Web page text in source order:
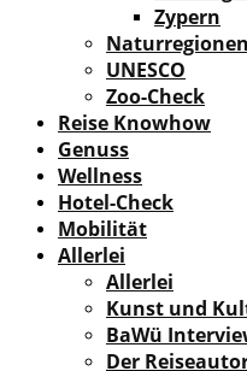
Zypern
Naturregionen
UNESCO
Zoo-Check
Reise Knowhow
Genuss
Wellness
Hotel-Check
Mobilität
Allerlei
Allerlei
Kunst und
BaWü
Der